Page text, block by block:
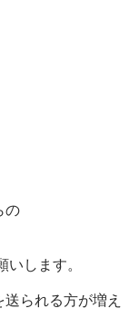
の
します。
られる方が増え